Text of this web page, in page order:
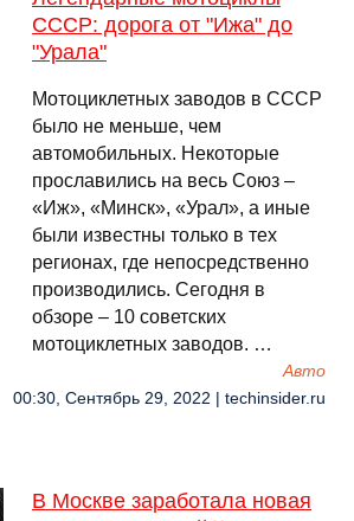
СССР: дорога от "Ижа" до
"Урала"
Мотоциклетных заводов в СССР
было не меньше, чем
автомобильных. Некоторые
прославились на весь Союз –
«Иж», «Минск», «Урал», а иные
были известны только в тех
регионах, где непосредственно
производились. Сегодня в
обзоре – 10 советских
мотоциклетных заводов. …
Авто
00:30, Сентябрь 29, 2022 | techinsider.ru
В Москве заработала новая